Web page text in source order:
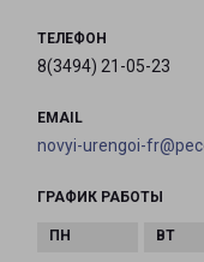
ТЕЛЕФОН
8(3494) 21-05-23
EMAIL
novyi-urengoi-
ГРАФИК РАБОТЫ